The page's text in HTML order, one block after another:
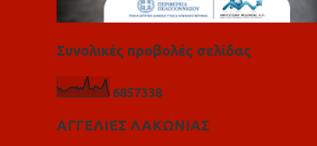
Συνολικές προβολές σελίδας
6857338
ΑΓΓΕΛΙΕΣ ΛΑΚΩΝΙΑΣ